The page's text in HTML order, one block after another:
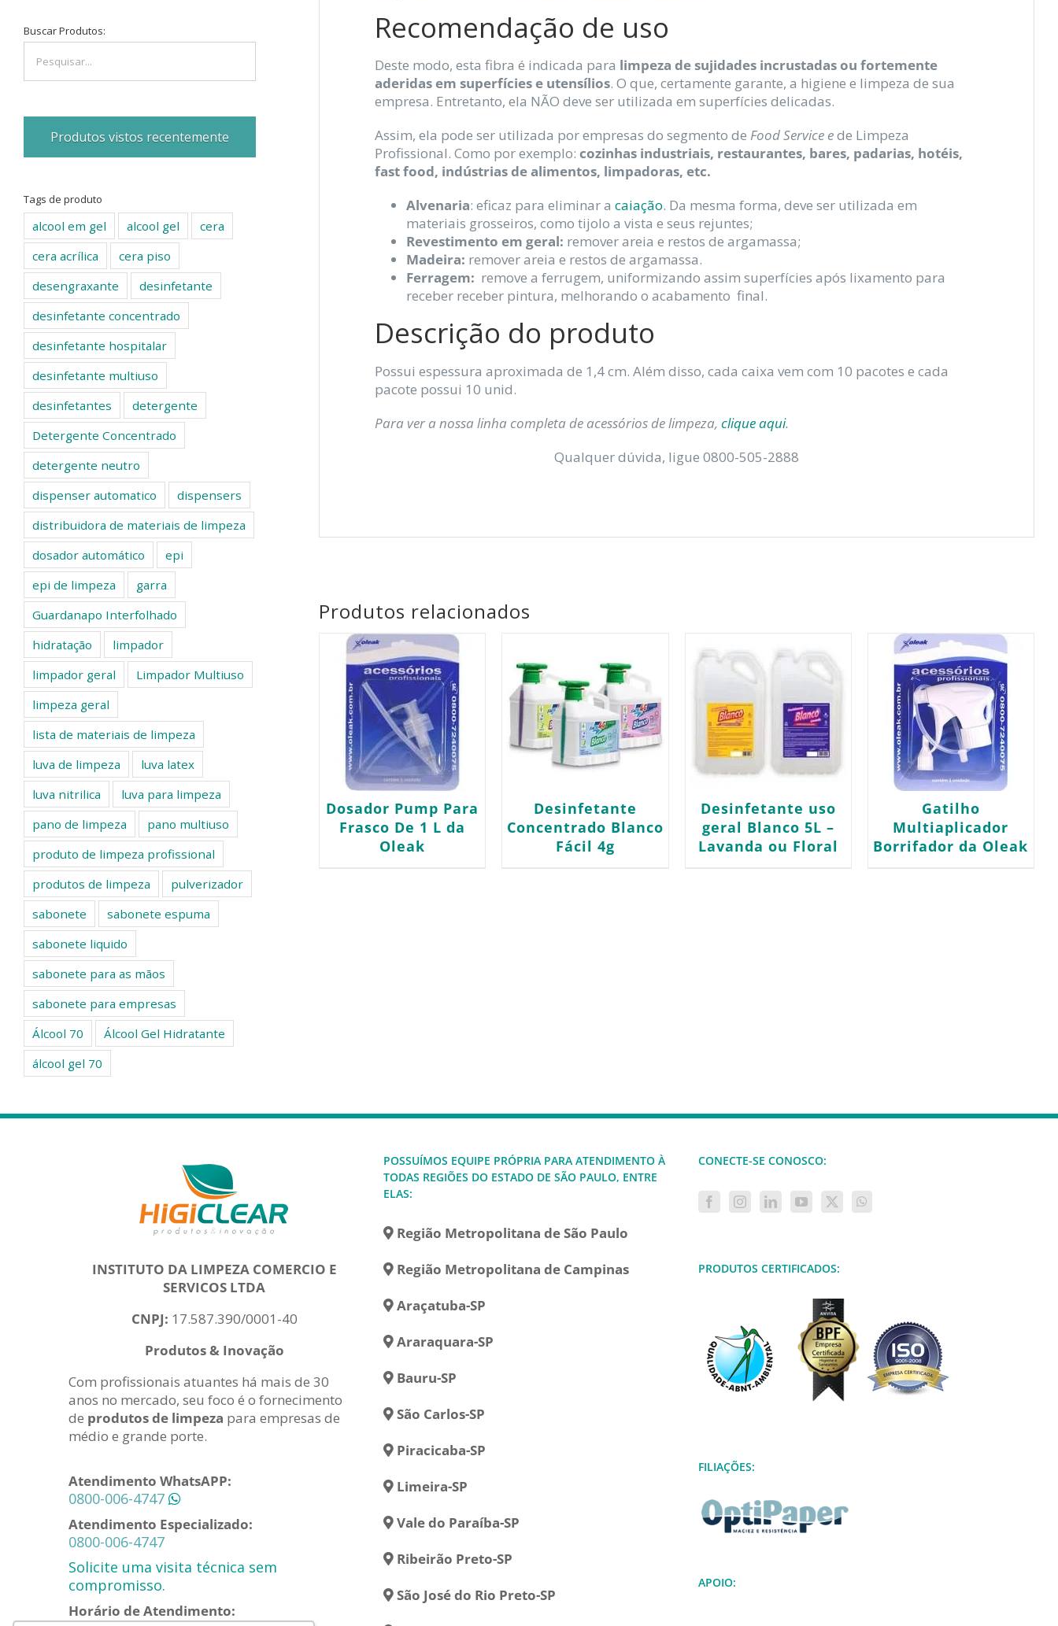
Recomendação de uso
Deste modo, esta fibra é indicada para limpeza de sujidades incrustadas ou fortemente
aderidas em superfícies e utensílios. O que, certamente garante, a higiene e limpeza de sua
empresa. Entretanto, ela NÃO deve ser utilizada em superfícies delicadas.
Assim, ela pode ser utilizada por empresas do segmento de Food Service ede Limpeza
Profissional. Como por exemplo:cozinhas industriais, restaurantes, bares, padarias, hotéis,
fast food, indústrias de alimentos, limpadoras, etc.
Alvenaria: eficaz para eliminar a caiação. Da mesma forma, deve ser utilizada em
materiais grosseiros, como tijolo a vista e seus rejuntes;
Revestimento em geral: remover areia e restos de argamassa;
Madeira: remover areia e restos de argamassa.
Ferragem: remove a ferrugem, uniformizando assim superfícies após lixamento para
receber receber pintura, melhorando o acabamento final.
Descrição do produto
Possui espessura aproximada de 1,4 cm. Além disso, cada caixa vem com 10 pacotes e cada
pacote possui 10 unid.
Para ver a nossa linha completa de acessórios de limpeza, clique aqui.
Qualquer dúvida, ligue 0800-505-2888
Produtos relacionados
Dosador Pump Para
Frasco De 1 L da
Oleak
Desinfetante
Concentrado Blanco
Fácil 4g
Desinfetante uso
geral Blanco 5L –
Lavanda ou Floral
Gatilho
Multiaplicador
Borrifador da Oleak
Buscar Produtos:
Produtos vistos recentemente
Tags de produto
alcool em gel alcool gel
cera
cera acrílica
cera piso
desengraxante
desinfetante
desinfetante concentrado
desinfetante hospitalar
desinfetante multiuso
desinfetantes
detergente
Detergente Concentrado
detergente neutro
dispenser automatico
dispensers
distribuidora de materiais de limpeza
dosador automático
epi
epi de limpeza
garra
Guardanapo Interfolhado
hidratação
limpador
limpador geral
Limpador Multiuso
limpeza geral
lista de materiais de limpeza
luva de limpeza
luva latex
luva nitrilica
luva para limpeza
pano de limpeza
pano multiuso
produto de limpeza profissional
produtos de limpeza
pulverizador
sabonete
sabonete espuma
sabonete liquido
sabonete para as mãos
sabonete para empresas
Álcool 70
Álcool Gel Hidratante
álcool gel 70
INSTITUTO DA LIMPEZA COMERCIO E
SERVICOS LTDA
CNPJ: 17.587.390/0001-40
Produtos & Inovação
Com profissionais atuantes há mais de 30
anos no mercado, seu foco é o fornecimento
de produtos de limpeza para empresas de
médio e grande porte.
Atendimento WhatsAPP:
0800-006-4747
Atendimento Especializado:
0800-006-4747
Solicite uma visita técnica sem
compromisso.
Horário de Atendimento:
POSSUÍMOS EQUIPE PRÓPRIA PARA ATENDIMENTO À
TODAS REGIÕES DO ESTADO DE SÃO PAULO, ENTRE
ELAS:
Região Metropolitana de São Paulo
Região Metropolitana de Campinas
Araçatuba-SP
Araraquara-SP
Bauru-SP
São Carlos-SP
Piracicaba-SP
Limeira-SP
Vale do Paraíba-SP
Ribeirão Preto-SP
São José do Rio Preto-SP
CONECTE-SE CONOSCO:
PRODUTOS CERTIFICADOS:
FILIAÇÕES:
APOIO: